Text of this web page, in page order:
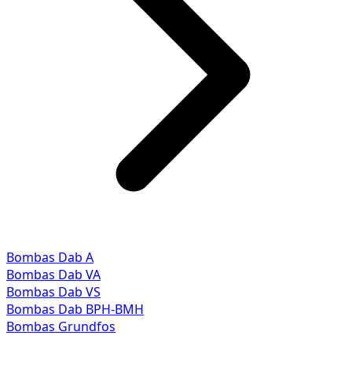
Bombas Dab A
Bombas Dab VA
Bombas Dab VS
Bombas Dab BPH-BMH
Bombas Grundfos